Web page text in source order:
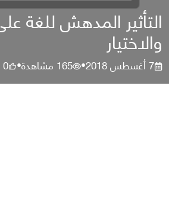
التأثير المدهش للغة
والاختيار
7 أغسطس 2018 •
165 مشاهدة•
0